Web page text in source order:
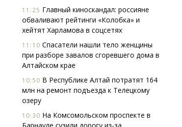
11:25 Главный киноскандал: россияне
обваливают рейтинги «Колобка» и
хейтят Харламова в соцсетях
11:10 Спасатели нашли тело женщины
при разборе завалов сгоревшего дома в
Алтайском крае
10:50 В Республике Алтай потратят 164
млн на ремонт подъезда к Телецкому
озеру
10:30 На Комсомольском проспекте в